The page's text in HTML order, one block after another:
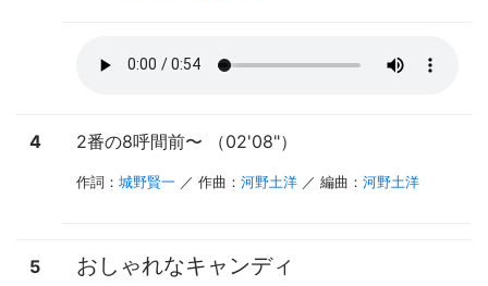
4 2番の8呼間前〜 （02'08"）
作詞： 城野賢一 ／ 作曲： 河野土洋 ／ 編曲： 河野土洋
5 おしゃれなキャンディ